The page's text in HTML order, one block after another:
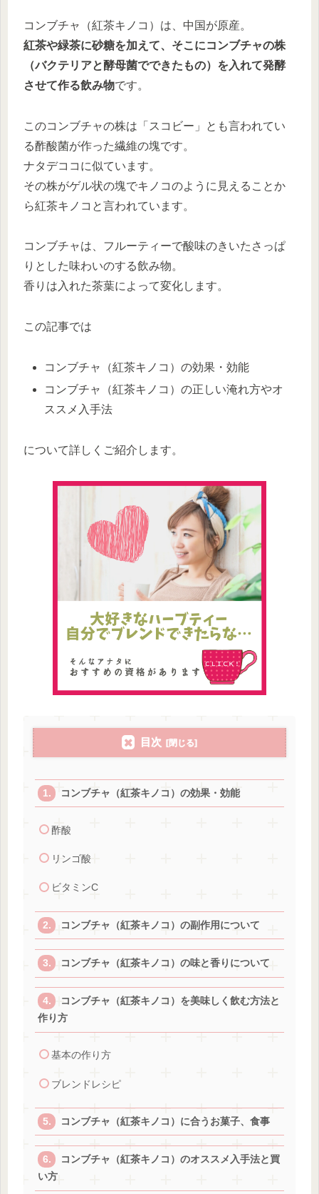
コンブチャ（紅茶キノコ）は、中国が原産。
紅茶や緑茶に砂糖を加えて、そこにコンブチャの株
（バクテリアと酵母菌でできたもの）を入れて発酵
させて作る飲み物です。
このコンブチャの株は「スコビー」とも言われてい
る酢酸菌が作った繊維の塊です。
ナタデココに似ています。
その株がゲル状の塊でキノコのように見えることか
ら紅茶キノコと言われています。
コンブチャは、フルーティーで酸味のきいたさっぱ
りとした味わいのする飲み物。
香りは入れた茶葉によって変化します。
この記事では
コンブチャ（紅茶キノコ）の効果・効能
コンブチャ（紅茶キノコ）の正しい淹れ方やオ
ススメ入手法
について詳しくご紹介します。
目次
コンブチャ（紅茶キノコ）の効果・効能
酢酸
リンゴ酸
ビタミンC
コンブチャ（紅茶キノコ）の副作用について
コンブチャ（紅茶キノコ）の味と香りについて
コンブチャ（紅茶キノコ）を美味しく飲む方法と
作り方
基本の作り方
ブレンドレシピ
コンブチャ（紅茶キノコ）に合うお菓子、食事
コンブチャ（紅茶キノコ）のオススメ入手法と買
い方